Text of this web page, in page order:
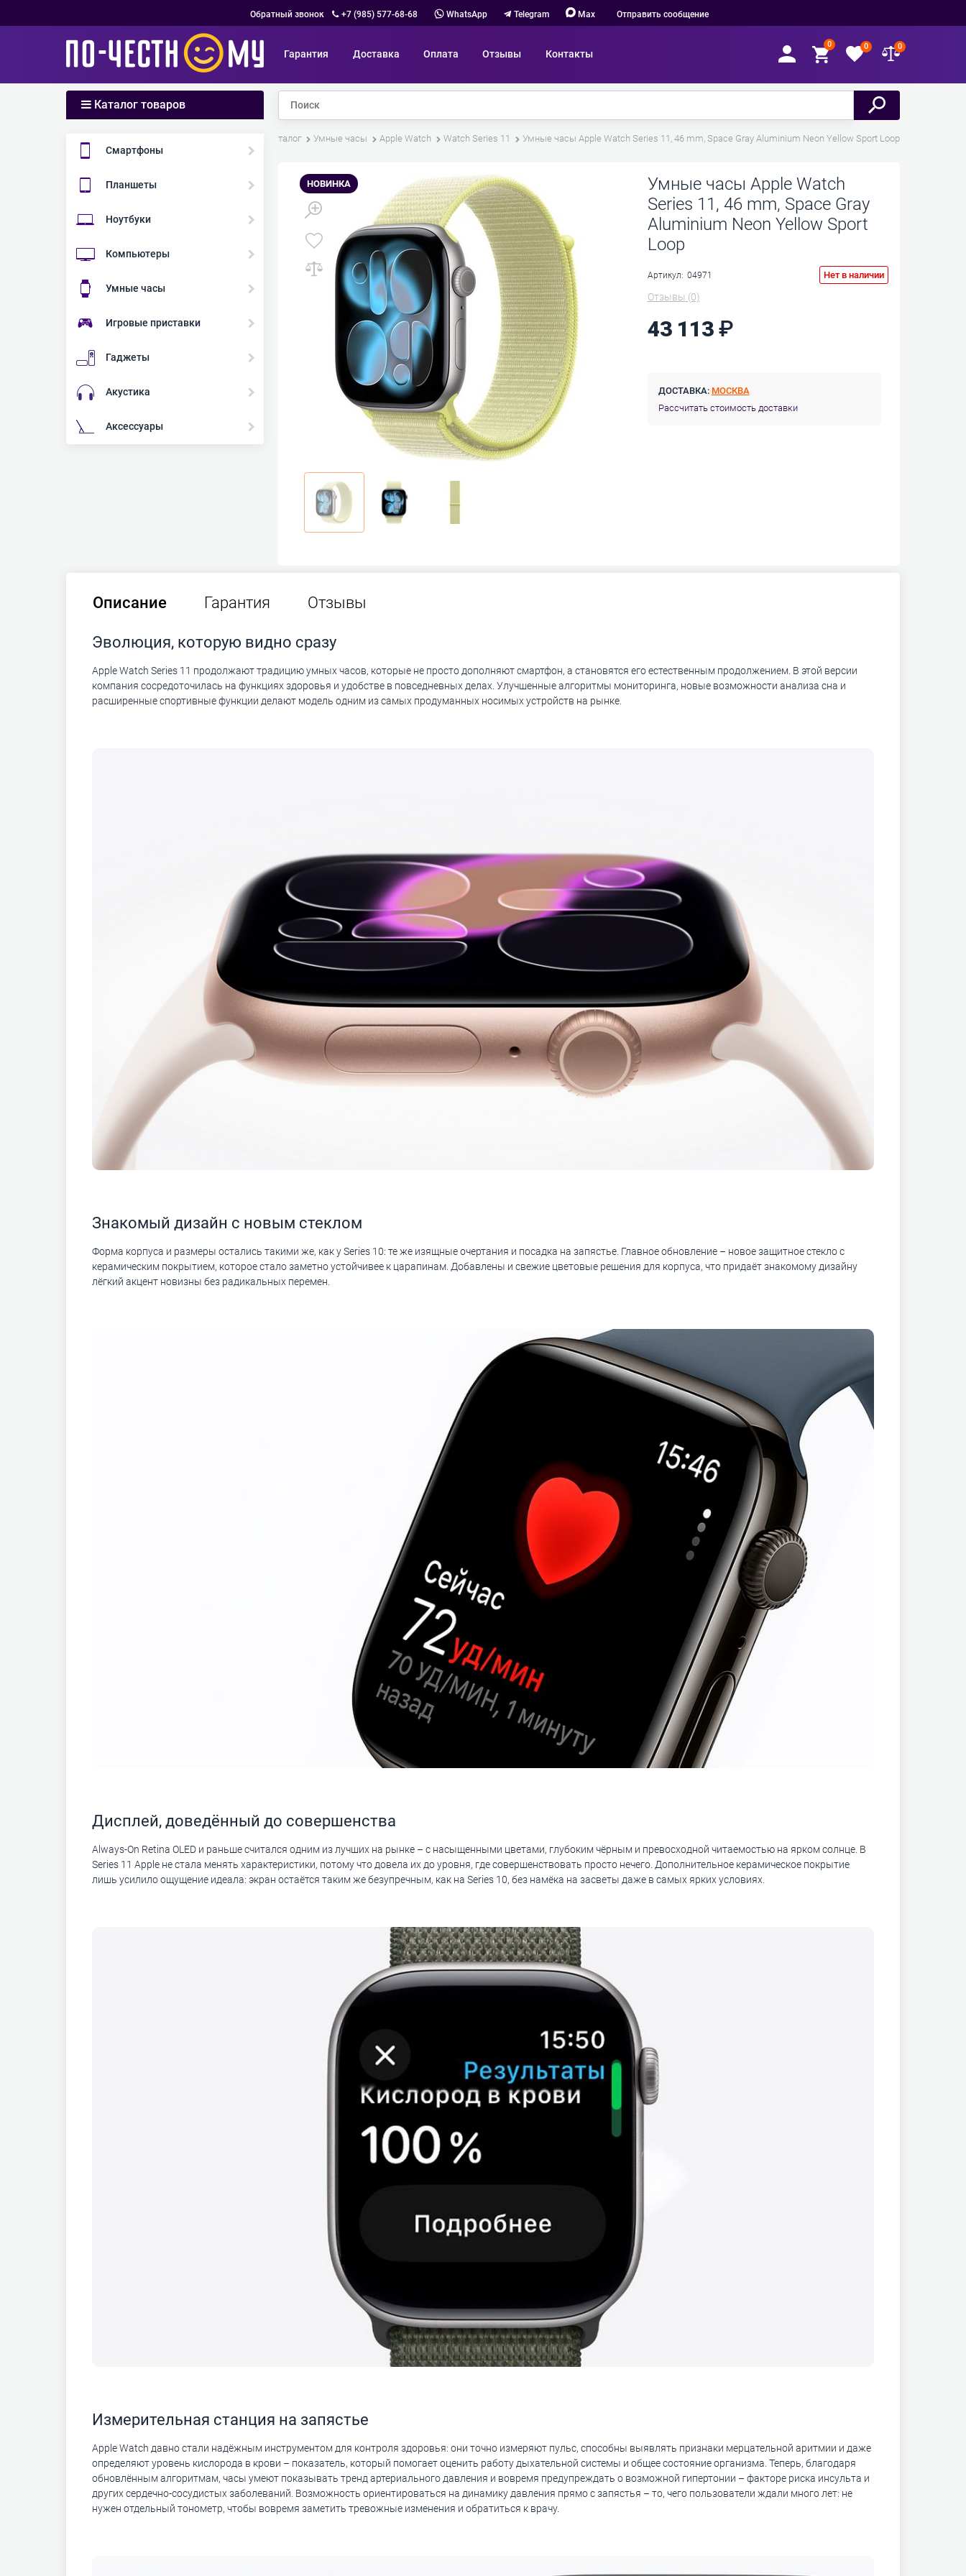
Обратный звонок +7 (985) 577-68-68 WhatsApp Telegram Max Отправить сообщение
Гарантия Доставка Оплата Отзывы Контакты
0 0 0
Каталог товаров
Смартфоны
Планшеты
Ноутбуки
Компьютеры
Умные часы
Игровые приставки
Гаджеты
Акустика
Аксессуары
Каталог Умные часы Apple Watch Watch Series 11 Умные часы Apple Watch Series 11, 46 mm, Space Gray Aluminium Neon Yellow Sport Loop
НОВИНКА
Умные часы Apple Watch
Series 11, 46 mm, Space Gray
Aluminium Neon Yellow Sport
Loop
Артикул: 04971 Нет в наличии
Отзывы (0)
43 113
ДОСТАВКА: МОСКВА
Рассчитать стоимость доставки
Описание Гарантия Отзывы
Эволюция, которую видно сразу
Apple Watch Series 11 продолжают традицию умных часов, которые не просто дополняют смартфон, а становятся его естественным продолжением. В этой версии
компания сосредоточилась на функциях здоровья и удобстве в повседневных делах. Улучшенные алгоритмы мониторинга, новые возможности анализа сна и
расширенные спортивные функции делают модель одним из самых продуманных носимых устройств на рынке.
Знакомый дизайн с новым стеклом
Форма корпуса и размеры остались такими же, как у Series 10: те же изящные очертания и посадка на запястье. Главное обновление – новое защитное стекло с
керамическим покрытием, которое стало заметно устойчивее к царапинам. Добавлены и свежие цветовые решения для корпуса, что придаёт знакомому дизайну
лёгкий акцент новизны без радикальных перемен.
Дисплей, доведённый до совершенства
Always-On Retina OLED и раньше считался одним из лучших на рынке – с насыщенными цветами, глубоким чёрным и превосходной читаемостью на ярком солнце. В
Series 11 Apple не стала менять характеристики, потому что довела их до уровня, где совершенствовать просто нечего. Дополнительное керамическое покрытие
лишь усилило ощущение идеала: экран остаётся таким же безупречным, как на Series 10, без намёка на засветы даже в самых ярких условиях.
Измерительная станция на запястье
Apple Watch давно стали надёжным инструментом для контроля здоровья: они точно измеряют пульс, способны выявлять признаки мерцательной аритмии и даже
определяют уровень кислорода в крови – показатель, который помогает оценить работу дыхательной системы и общее состояние организма. Теперь, благодаря
обновлённым алгоритмам, часы умеют показывать тренд артериального давления и вовремя предупреждать о возможной гипертонии – факторе риска инсульта и
других сердечно-сосудистых заболеваний. Возможность ориентироваться на динамику давления прямо с запястья – то, чего пользователи ждали много лет: не
нужен отдельный тонометр, чтобы вовремя заметить тревожные изменения и обратиться к врачу.